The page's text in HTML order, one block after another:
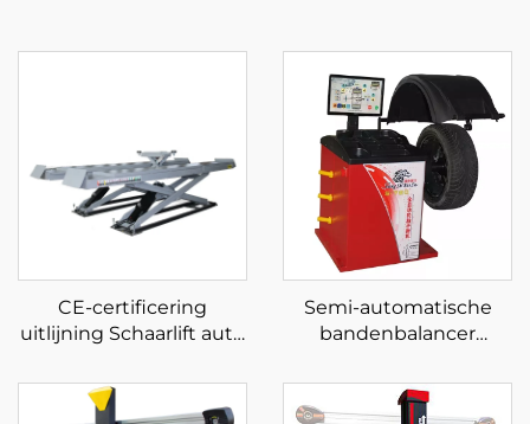
CE-certificering
uitlijning Schaarlift auto
autolift voor autoservice
fabriek
Semi-automatische
bandenbalancer
certificering